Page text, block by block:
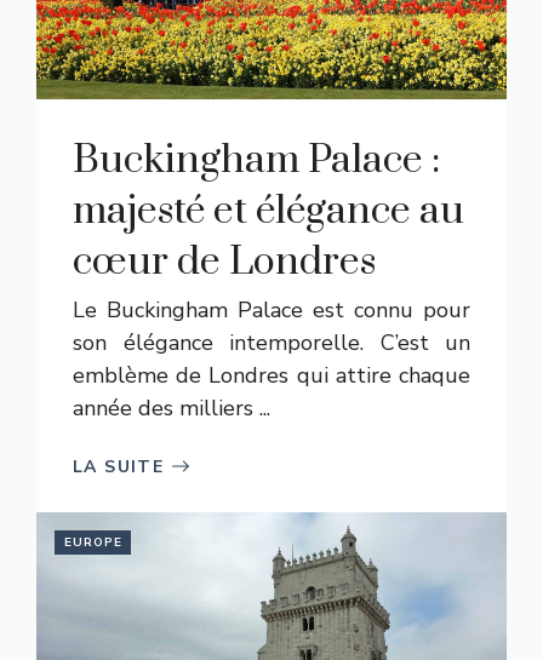
Buckingham Palace :
majesté et élégance au
cœur de Londres
Le Buckingham Palace est connu pour
son élégance intemporelle. C’est un
emblème de Londres qui attire chaque
année des milliers ...
LA SUITE
EUROPE